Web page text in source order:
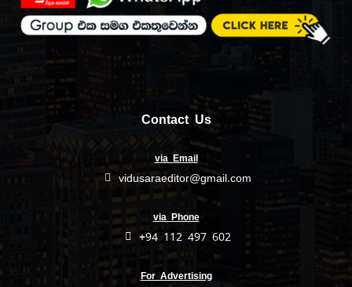
Contact Us
via Email
vidusaraeditor@gmail.com
via Phone
+94 112 497 602
For Advertising